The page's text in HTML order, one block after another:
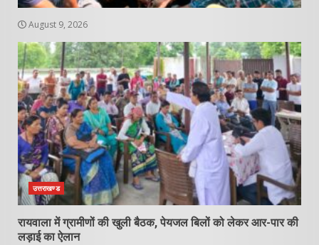
August 9, 2026
उत्तराखण्ड
रायवाला में ग्रामीणों की खुली बैठक, पेयजल बिलों को लेकर आर-पार की
लड़ाई का ऐलान